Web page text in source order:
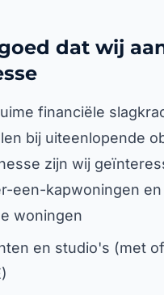
dat wij
financiële
bij uiteenlopende
zijn wij
een-kapwoningen en
woningen
en studio's (met